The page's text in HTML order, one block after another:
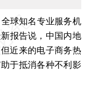
球知名专业服务机
报告说，中国内地
近来的电子商务热
于抵消各种不利影